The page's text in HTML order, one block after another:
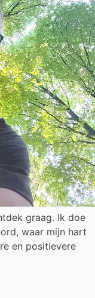
graag. Ik doe
waar mijn hart
en positievere